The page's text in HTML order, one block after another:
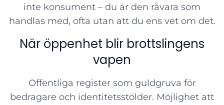
inte konsument – du är den råvara som
handlas med, ofta utan att du ens vet om det.
När öppenhet blir brottslingens
vapen
Offentliga register som guldgruva för
bedragare och identitetsstölder. Möjlighet att